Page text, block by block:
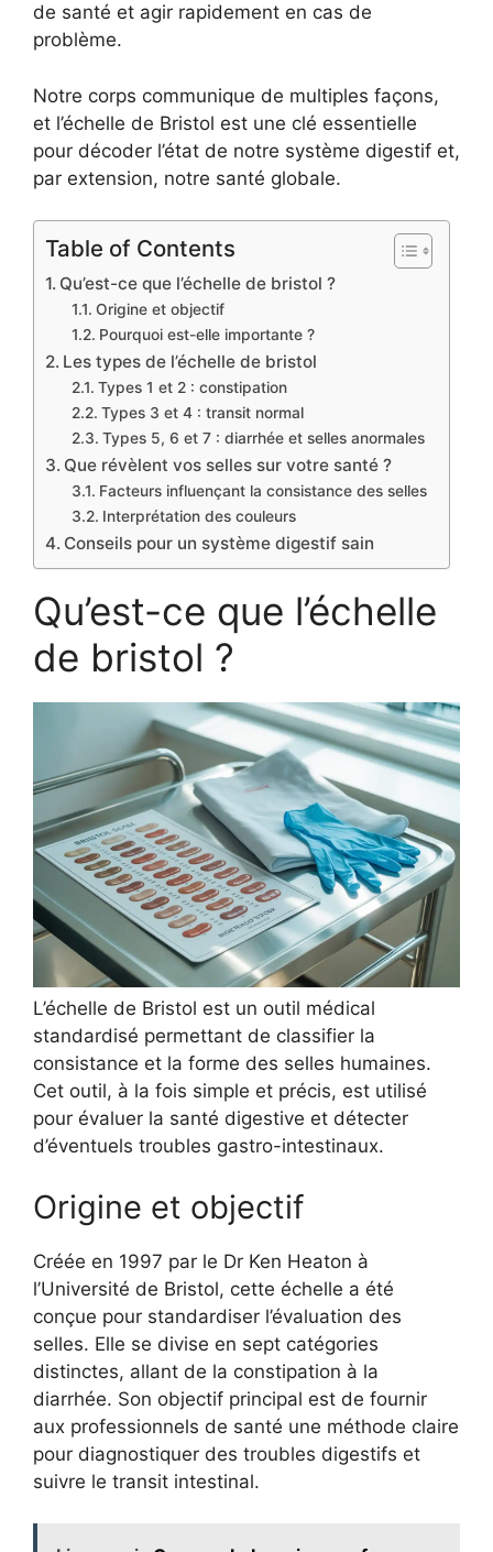
de santé et agir rapidement en cas de
problème.
Notre corps communique de multiples façons,
et l’échelle de Bristol est une clé essentielle
pour décoder l’état de notre système digestif et,
par extension, notre santé globale.
Table of Contents
Qu’est-ce que l’échelle de bristol ?
Origine et objectif
Pourquoi est-elle importante ?
Les types de l’échelle de bristol
Types 1 et 2 : constipation
Types 3 et 4 : transit normal
Types 5, 6 et 7 : diarrhée et selles anormales
Que révèlent vos selles sur votre santé ?
Facteurs influençant la consistance des selles
Interprétation des couleurs
Conseils pour un système digestif sain
Qu’est-ce que l’échelle
de bristol ?
L’échelle de Bristol est un outil médical
standardisé permettant de classifier la
consistance et la forme des selles humaines.
Cet outil, à la fois simple et précis, est utilisé
pour évaluer la santé digestive et détecter
d’éventuels troubles gastro-intestinaux.
Origine et objectif
Créée en 1997 par le Dr Ken Heaton à
l’Université de Bristol, cette échelle a été
conçue pour standardiser l’évaluation des
selles. Elle se divise en sept catégories
distinctes, allant de la constipation à la
diarrhée. Son objectif principal est de fournir
aux professionnels de santé une méthode claire
pour diagnostiquer des troubles digestifs et
suivre le transit intestinal.